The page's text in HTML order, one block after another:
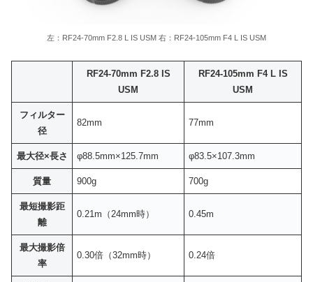
左：RF24-70mm F2.8 L IS USM 右：RF24-105mm F4 L IS USM
RF24-70mm F2.8 IS
USM
RF24-105mm F4 L IS
USM
フィルター
径
82mm 77mm
最大径×長さ φ88.5mm×125.7mm φ83.5×107.3mm
質量 900g 700g
最短撮影距
離
0.21m（24mm時） 0.45m
最大撮影倍
率
0.30倍（32mm時） 0.24倍